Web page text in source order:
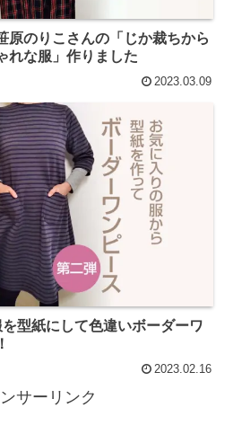
のりこさんの「じか裁ちから
れな服」作りました
2023.03.09
型紙にして色違いボーダーワ
2023.02.16
サーリンク